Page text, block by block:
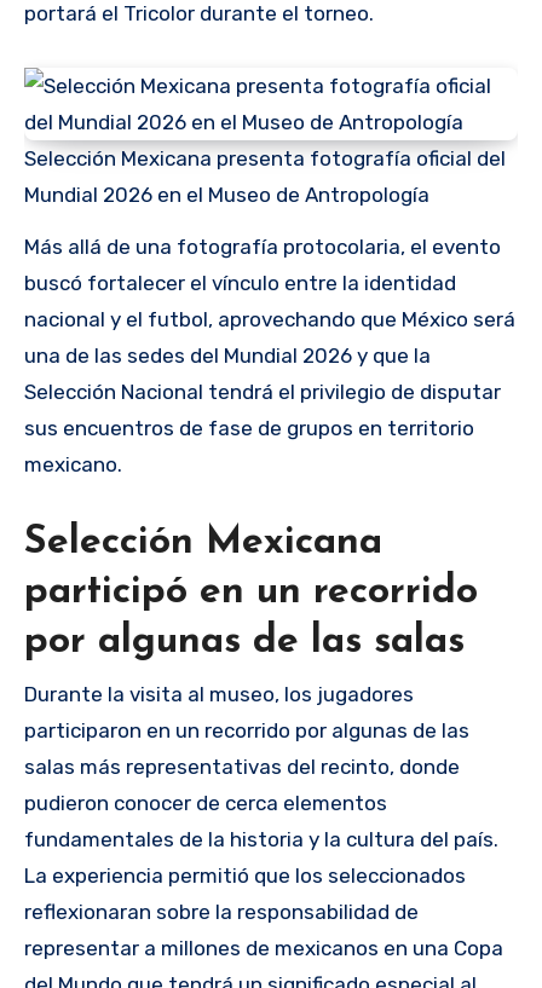
portará el Tricolor durante el torneo.
Selección Mexicana presenta fotografía oficial del
Mundial 2026 en el Museo de Antropología
Más allá de una fotografía protocolaria, el evento
buscó fortalecer el vínculo entre la identidad
nacional y el futbol, aprovechando que México será
una de las sedes del Mundial 2026 y que la
Selección Nacional tendrá el privilegio de disputar
sus encuentros de fase de grupos en territorio
mexicano.
Selección Mexicana
participó en un recorrido
por algunas de las salas
Durante la visita al museo, los jugadores
participaron en un recorrido por algunas de las
salas más representativas del recinto, donde
pudieron conocer de cerca elementos
fundamentales de la historia y la cultura del país.
La experiencia permitió que los seleccionados
reflexionaran sobre la responsabilidad de
representar a millones de mexicanos en una Copa